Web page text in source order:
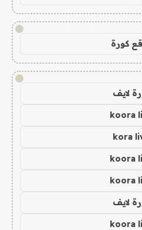
!
كورة
!
لايف
koora
kora
koora
koora
لايف
koora